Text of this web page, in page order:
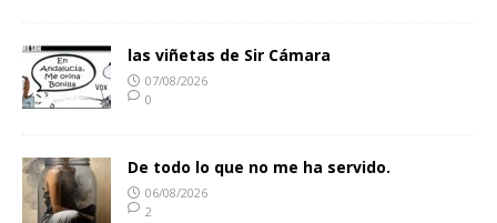
las viñetas de Sir Cámara
07/08/2026
0
De todo lo que no me ha servido.
06/08/2026
2